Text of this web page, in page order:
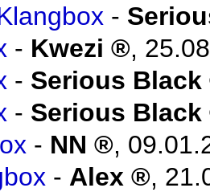
-
- Kwezi ,
- Serious Black
- Serious Black
- NN ,
- Alex ,